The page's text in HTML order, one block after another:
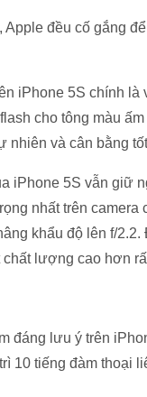
đều cố gắng
iPhone 5S chính
cho tông màu
nhiên và cân bằng
iPhone 5S vẫn giữ
nhất trên
khẩu độ lên f/
lượng cao hơn
đáng lưu ý trên
10 tiếng đàm thoại